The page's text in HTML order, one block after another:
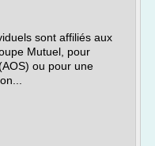
sont affiliés aux
Mutuel, pour
ou pour une